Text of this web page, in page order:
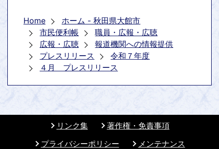
Home
ホーム - 秋田県大館市
市民便利帳
職員・広報・広聴
広報・広聴
報道機関への情報提供
プレスリリース
令和７年度
４月 プレスリリース
リンク集
著作権・免責事項
プライバシーポリシー
メンテナンス